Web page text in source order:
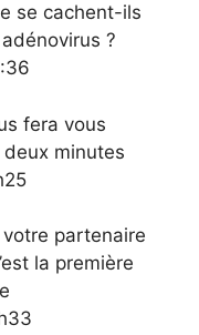
se cachent-ils
?
fera vous
minutes
partenaire
la première